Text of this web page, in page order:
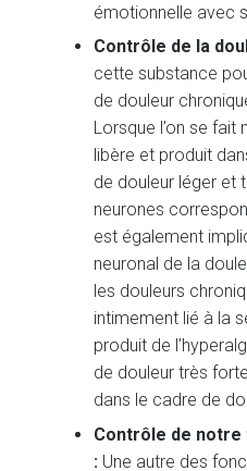
émotionnelle avec
Contrôle de la
cette substance
de douleur
Lorsque l’on se
libère et produit
de douleur léger et
neurones
est également
neuronal de la
les douleurs
intimement lié à la
produit de
de douleur très
dans le cadre de
Contrôle de
: Une autre des